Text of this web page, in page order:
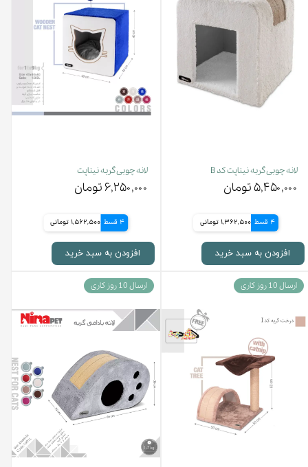
لانه چوبی گربه نیناپت کد B
۵,۴۵۰,۰۰۰ تومان
4 قسط 1,362,500 تومانی
افزودن به سبد خرید
لانه چوبی گربه نیناپت
۶,۲۵۰,۰۰۰ تومان
4 قسط 1,562,500 تومانی
افزودن به سبد خرید
ارسال 10 روز کاری ارسال 10 روز کاری